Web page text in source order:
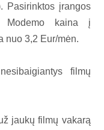
Pasirinktos įrangos
Modemo kaina į
nuo 3,2 Eur/mėn.
filmų
jaukų filmų vakarą